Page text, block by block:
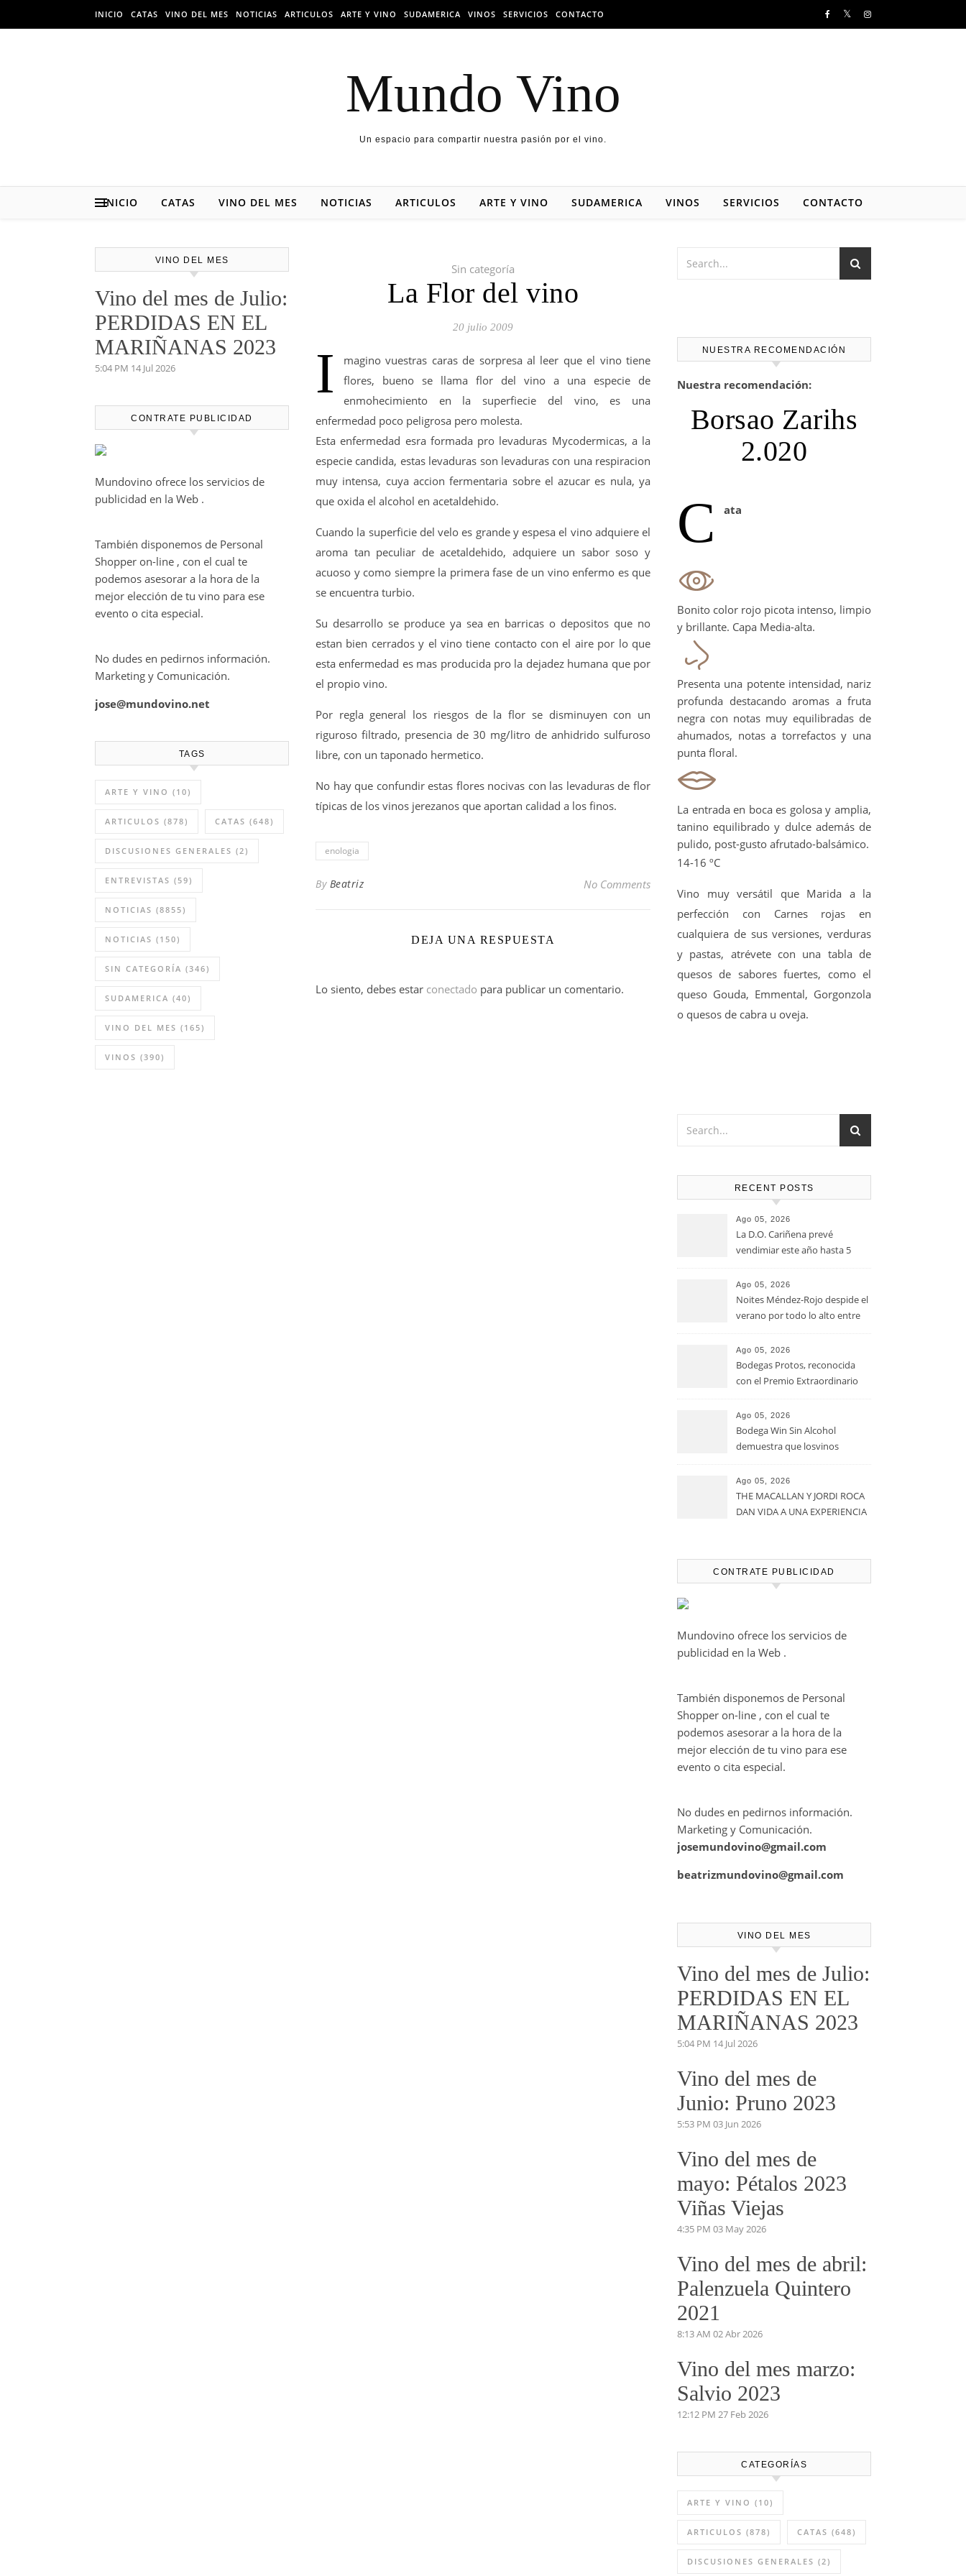
INICIO CATAS VINO DEL MES NOTICIAS ARTICULOS ARTE Y VINO SUDAMERICA VINOS SERVICIOS CONTACTO
Mundo Vino
Un espacio para compartir nuestra pasión por el vino.
INICIO CATAS VINO DEL MES NOTICIAS ARTICULOS ARTE Y VINO SUDAMERICA VINOS SERVICIOS CONTACTO
VINO DEL MES
Vino del mes de Julio:
PERDIDAS EN EL
MARIÑANAS 2023
5:04 PM 14 Jul 2026
CONTRATE PUBLICIDAD
Mundovino ofrece los servicios de
publicidad en la Web .
También disponemos de Personal
Shopper on-line , con el cual te
podemos asesorar a la hora de la
mejor elección de tu vino para ese
evento o cita especial.
No dudes en pedirnos información.
Marketing y Comunicación.
jose@mundovino.net
TAGS
ARTE Y VINO (10)
ARTICULOS (878) CATAS (648)
DISCUSIONES GENERALES (2)
ENTREVISTAS (59)
NOTICIAS (8855)
NOTICIAS (150)
SIN CATEGORÍA (346)
SUDAMERICA (40)
VINO DEL MES (165)
VINOS (390)
Sin categoría
La Flor del vino
20 julio 2009
I
magino vuestras caras de sorpresa al leer que el vino tiene
flores, bueno se llama flor del vino a una especie de
enmohecimiento en la superfiecie del vino, es una
enfermedad poco peligrosa pero molesta.
Esta enfermedad esra formada pro levaduras Mycodermicas, a la
especie candida, estas levaduras son levaduras con una respiracion
muy intensa, cuya accion fermentaria sobre el azucar es nula, ya
que oxida el alcohol en acetaldehido.
Cuando la superficie del velo es grande y espesa el vino adquiere el
aroma tan peculiar de acetaldehido, adquiere un sabor soso y
acuoso y como siempre la primera fase de un vino enfermo es que
se encuentra turbio.
Su desarrollo se produce ya sea en barricas o depositos que no
estan bien cerrados y el vino tiene contacto con el aire por lo que
esta enfermedad es mas producida pro la dejadez humana que por
el propio vino.
Por regla general los riesgos de la flor se disminuyen con un
riguroso filtrado, presencia de 30 mg/litro de anhidrido sulfuroso
libre, con un taponado hermetico.
No hay que confundir estas flores nocivas con las levaduras de flor
típicas de los vinos jerezanos que aportan calidad a los finos.
enologia
By Beatriz No Comments
DEJA UNA RESPUESTA
Lo siento, debes estar conectado para publicar un comentario.
NUESTRA RECOMENDACIÓN
Nuestra recomendación:
Borsao Zarihs
2.020
C ata
Bonito color rojo picota intenso, limpio
y brillante. Capa Media-alta.
Presenta una potente intensidad, nariz
profunda destacando aromas a fruta
negra con notas muy equilibradas de
ahumados, notas a torrefactos y una
punta floral.
La entrada en boca es golosa y amplia,
tanino equilibrado y dulce además de
pulido, post-gusto afrutado-balsámico.
14-16 ºC
Vino muy versátil que Marida a la
perfección con Carnes rojas en
cualquiera de sus versiones, verduras
y pastas, atrévete con una tabla de
quesos de sabores fuertes, como el
queso Gouda, Emmental, Gorgonzola
o quesos de cabra u oveja.
RECENT POSTS
Ago 05, 2026
La D.O. Cariñena prevé
vendimiar este año hasta 5
que en 2025
Ago 05, 2026
Noites Méndez-Rojo despide el
verano por todo lo alto entre
Ago 05, 2026
Bodegas Protos, reconocida
con el Premio Extraordinario
casi un siglo de excelencia
vitivinícola
Ago 05, 2026
Bodega Win Sin Alcohol
demuestra que losvinos
calidadcomienzan a diseñarse
en el viñedo
Ago 05, 2026
THE MACALLAN Y JORDI ROCA
DAN VIDA A UNA EXPERIENCIA
HARMONY COLLECTION
CONTRATE PUBLICIDAD
Mundovino ofrece los servicios de
publicidad en la Web .
También disponemos de Personal
Shopper on-line , con el cual te
podemos asesorar a la hora de la
mejor elección de tu vino para ese
evento o cita especial.
No dudes en pedirnos información.
Marketing y Comunicación.
josemundovino@gmail.com
beatrizmundovino@gmail.com
VINO DEL MES
Vino del mes de Julio:
PERDIDAS EN EL
MARIÑANAS 2023
5:04 PM 14 Jul 2026
Vino del mes de
Junio: Pruno 2023
5:53 PM 03 Jun 2026
Vino del mes de
mayo: Pétalos 2023
Viñas Viejas
4:35 PM 03 May 2026
Vino del mes de abril:
Palenzuela Quintero
2021
8:13 AM 02 Abr 2026
Vino del mes marzo:
Salvio 2023
12:12 PM 27 Feb 2026
CATEGORÍAS
ARTE Y VINO (10)
ARTICULOS (878) CATAS (648)
DISCUSIONES GENERALES (2)